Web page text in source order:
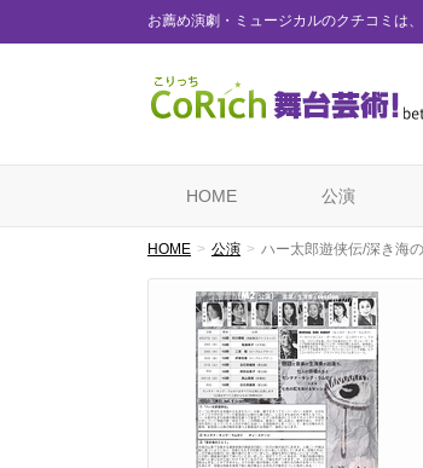
お薦め演劇・ミュージカルのクチコミは
HOME 公演
HOME 公演 ハー太郎遊侠伝/深き海